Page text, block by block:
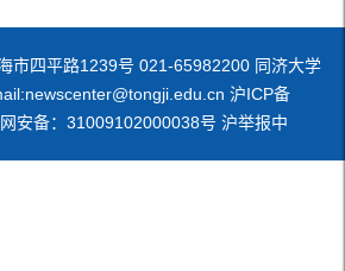
市四平路1239号 021-65982200 同济大学
沪ICP备
安备：31009102000038号 沪举报中